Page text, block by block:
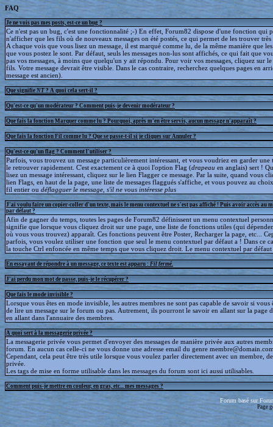
FAQ
Je ne vois pas mes posts, est-ce un bug ?
Ce n'est pas un bug, c'est une fonctionnalité ;-) En effet, Forum82 dispose d'une fonction qui
n'afficher que les fils où de nouveaux messages on été postés, ce qui permet de les trouver
A chaque vois que vous lisez un message, il est marqué comme lu, de la même manière que les
que vous postez le sont. Par défaut, seuls les messages non-lus sont affichés, ce qui fait que
pas vos messages, à moins que quelqu'un y ait répondu. Pour voir vos messages, cliquez sur
fils. Votre message devrait être visible. Dans le cas contraire, recherchez quelques pages en
message est ancien).
Que signifie NT ? A quoi cela sert-il ?
Qu'est-ce qu'un modérateur ? Comment puis-je devenir modérateur ?
Que fais la fonction Marquer comme lu ? Pourquoi, après m'en être servis, aucun message n'apparaît ?
Que fais la fonction Fil comme lu ? Que se passe-t-il si je cliques sur Annuler ?
Qu'est-ce qu'un flag ? Comment l'utiliser ?
Parfois, vous trouvez un message particulièrement intéressant, et vous voudriez en garder une
le retrouver rapidement. C'est exactement ce à quoi l'option Flag (drapeau en anglais) sert !
lisez un message intéressant, cliquez sur le lien Flagger ce message. Par la suite, quand vous
lien Flags, en haut de la page, une liste de messages flaggués s'affiche, et vous pouvez au
fil entier ou déflagguerle message, s'il ne vous intéresse plus
J'ai voulu faire un copier-coller d'un texte, mais le menu contextuel ne s'est pas affiché ! Puis avoir accès au
par défaut ?
Afin de gagner du temps, toutes les pages de Forum82 définissent un menu contextuel
signifie que lorsque vous cliquez droit sur une page, une liste de fonctions utiles (qui
où vous vous trouvez) apparaît. Ces fonctions peuvent être Poster, Recharger la page, etc...
parfois, vous voulez utiliser une fonction que seul le menu contextuel par défaut a ! Dans ce
la touche Ctrl enfoncée en même temps que vous cliquez droit. Le menu contextuel par
En essayant de répondre à un message, ce texte est apparu : Fil fermé
J'ai perdu mon mot de passe, puis-je le récupérer ?
Que fais le mode invisible ?
Lorsque vous êtes en mode invisible, les autres membres ne sont pas capable de savoir si vous
de lire un message sur le forum ou pas. Autrement, ils pourront le savoir en allant sur la page
en allant dans l'annuaire des membres.
A quoi sert à la messagerie privée ?
La messagerie privée vous permet d'envoyer des messages de manière privée aux autres
forum. En aucun cas celle-ci ne vous donne une adresse email du genre
Cependant, cela peut être très utile lorsque vous voulez parler directement avec un membre,
privée.
Les tags de mise en forme utilisable dans les messages du forum sont ici aussi utilisables.
Comment puis-je mettre en couleur, en gras, etc... mes messages ?
Forum basé sur
Page